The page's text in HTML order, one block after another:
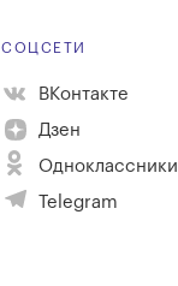
СОЦСЕТИ
ВКонтакте
Дзен
Одноклассники
Telegram